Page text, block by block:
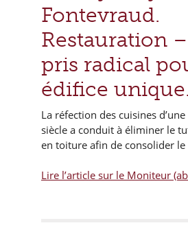
Fontevraud.
Restauration
pris radical
édifice unique.
La réfection des cuisines
siècle a conduit à éliminer le
en toiture afin de consolider
Lire l’article sur le Moniteur